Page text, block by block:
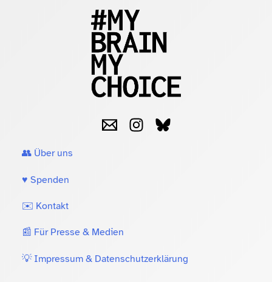
👥 Über uns
♥️ Spenden
✉️ Kontakt
📰 Für Presse & Medien
💡 Impressum & Datenschutzerklärung